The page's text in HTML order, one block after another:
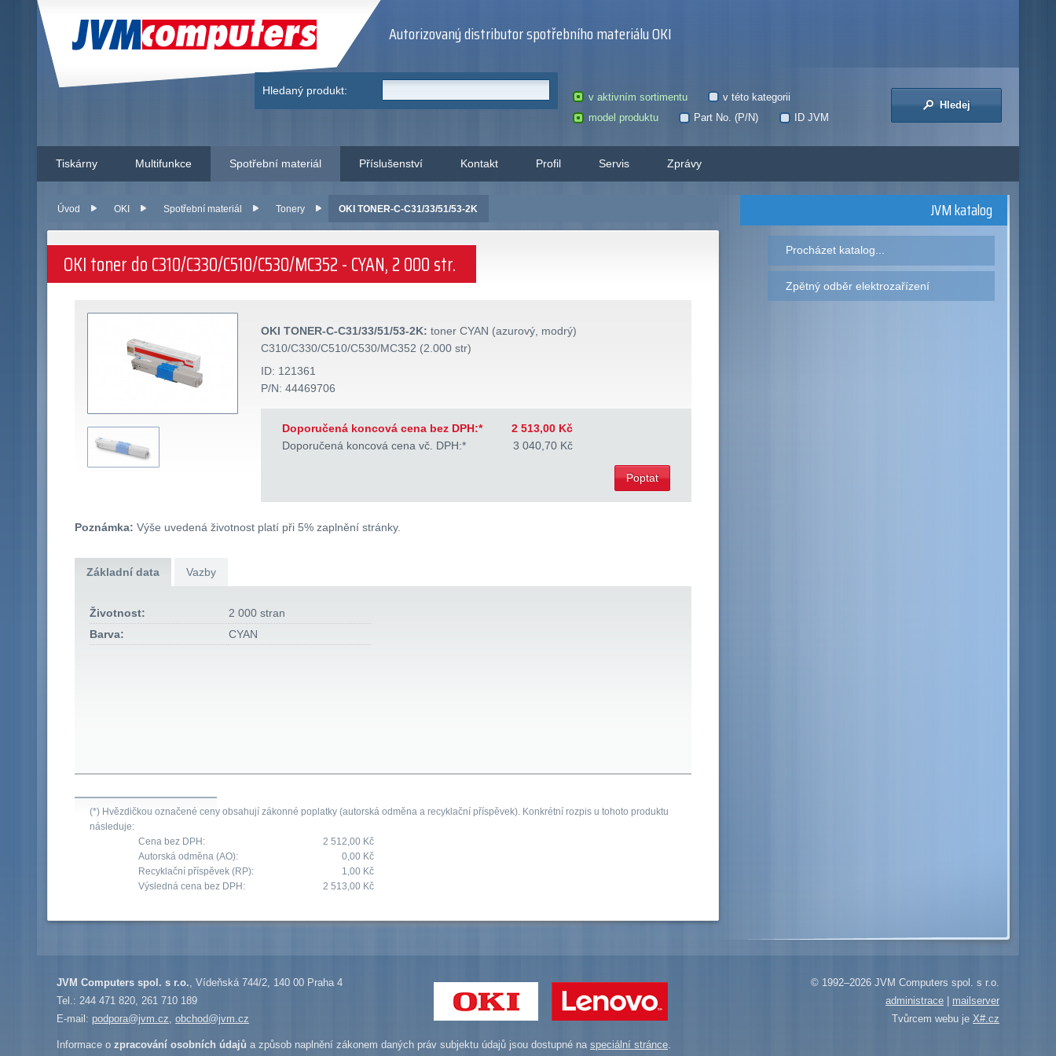
JVM Computers Autorizovaný distributor spotřebního materiálu OKI
Hledaný produkt:
v aktivním sortimentu
v této kategorii
model produktu
Part No. (P/N) ID JVM
Hledej
Tiskárny Multifunkce Spotřební materiál Příslušenství Kontakt Profil Servis Zprávy
Úvod OKI Spotřební materiál Tonery OKI TONER-C-C31/33/51/53-2K
OKI toner do C310/C330/C510/C530/MC352 - CYAN, 2 000 str.
OKI TONER-C-C31/33/51/53-2K: toner CYAN (azurový, modrý)
C310/C330/C510/C530/MC352 (2.000 str)
ID: 121361
P/N: 44469706
Doporučená koncová cena bez DPH:*
2 513,00 Kč
Doporučená koncová cena vč. DPH:*
3 040,70 Kč
Poptat
Poznámka: Výše uvedená životnost platí při 5% zaplnění stránky.
Základní data Vazby
Životnost:
2 000 stran
Barva:
CYAN
(*) Hvězdičkou označené ceny obsahují zákonné poplatky (autorská odměna a recyklační příspěvek). Konkrétní rozpis u tohoto produktu
následuje:
Cena bez DPH:
2 512,00 Kč
Autorská odměna (AO):
0,00 Kč
Recyklační příspěvek (RP):
1,00 Kč
Výsledná cena bez DPH:
2 513,00 Kč
JVM katalog
Procházet katalog...
Zpětný odběr elektrozařízení
JVM Computers spol. s r.o., Vídeňská 744/2, 140 00 Praha 4
Tel.: 244 471 820, 261 710 189
E-mail: podpora@jvm.cz, obchod@jvm.cz
© 1992–2026 JVM Computers spol. s r.o.
administrace
mailserver
Tvůrcem webu je X#.cz
Informace o zpracování osobních údajů a způsob naplnění zákonem daných práv subjektu údajů jsou dostupné na speciální stránce.